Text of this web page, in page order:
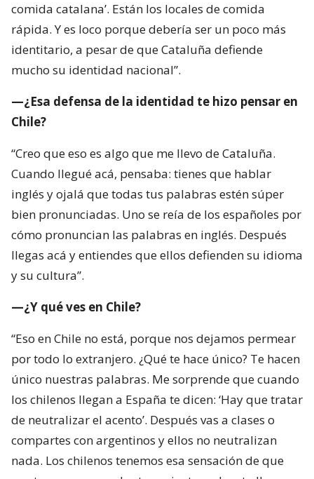
comida catalana’. Están los locales de comida
rápida. Y es loco porque debería ser un poco más
identitario, a pesar de que Cataluña defiende
mucho su identidad nacional”.
—¿Esa defensa de la identidad te hizo pensar en
Chile?
“Creo que eso es algo que me llevo de Cataluña.
Cuando llegué acá, pensaba: tienes que hablar
inglés y ojalá que todas tus palabras estén súper
bien pronunciadas. Uno se reía de los españoles por
cómo pronuncian las palabras en inglés. Después
llegas acá y entiendes que ellos defienden su idioma
y su cultura”.
—¿Y qué ves en Chile?
“Eso en Chile no está, porque nos dejamos permear
por todo lo extranjero. ¿Qué te hace único? Te hacen
único nuestras palabras. Me sorprende que cuando
los chilenos llegan a España te dicen: ‘Hay que tratar
de neutralizar el acento’. Después vas a clases o
compartes con argentinos y ellos no neutralizan
nada. Los chilenos tenemos esa sensación de que